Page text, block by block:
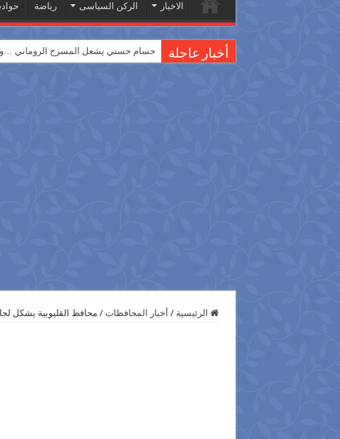
الاخبار الركن السياسى رياضة
أخبار عاجلة حسام حسني يشعل المسرح الروماني
الرئيسية / أخبار المحافظات / محافظ القليوبية يشكل